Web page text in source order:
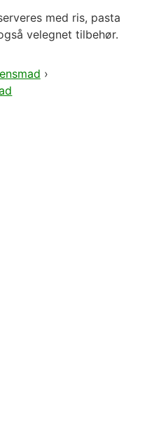
med ris, pasta
velegnet tilbehør.
›